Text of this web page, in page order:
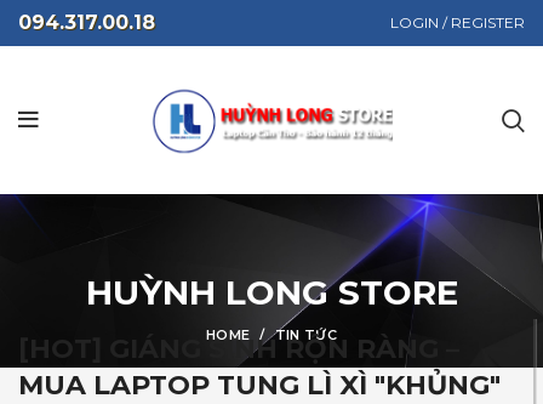
094.317.00.18 LOGIN / REGISTER
HUỲNH LONG STORE
HOME TIN TỨC
[HOT] GIÁNG SINH RỘN RÀNG –
MUA LAPTOP TUNG LÌ XÌ "KHỦNG"